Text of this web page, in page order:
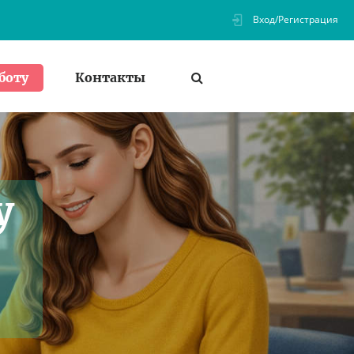
Вход/Регистрация
Контакты